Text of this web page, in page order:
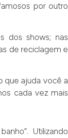
por outro
dos shows; nas
de reciclagem e
que ajuda você a
cada vez mais
Utilizando